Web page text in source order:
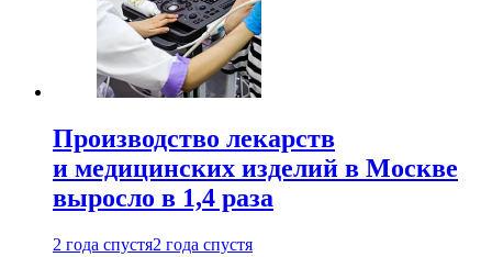
Производство лекарств
и медицинских изделий в Москве
выросло в 1,4 раза
2 года спустя2 года спустя